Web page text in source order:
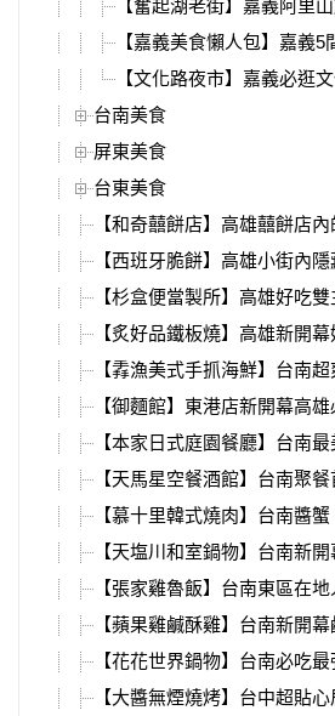
【奮起湖老街】嘉義阿里
【嘉義美食懶人包】嘉義
【文化路夜市】嘉義必逛
台南美食
屏東美食
台東美食
【和奇囍餅店】高雄囍餅店
【西班牙脆餅】高雄小街內
【杉盒便當製所】高雄好吃
【炙好品鐵板燒】高雄新開
【掱漁美式手抓海鮮】台南
【御麵館】東港店新開幕高
【本家日式庭園餐廳】台南
【天馬星空餐酒館】台南聚
【慕十里韓式燒肉】台南醬
【天塩川和室鍋物】台南新
【張家雞魯飯】台南東區在
【蘋果雞鹹酥雞】台南新開
【花花世界鍋物】台南必吃
【大醬無煙燒烤】台中超貼